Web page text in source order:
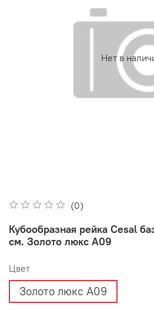
Нет в
(0)
Кубообразная рейка Cesal
см. Золото люкс А09
Цвет
Золото люкс А09